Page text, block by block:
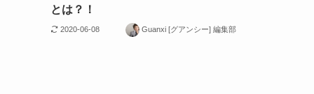
とは？！
2020-06-08 Guanxi [グアンシー] 編集部